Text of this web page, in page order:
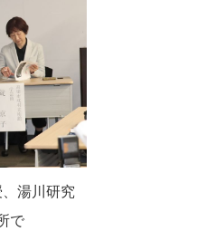
湯川研究
で